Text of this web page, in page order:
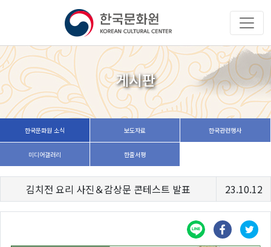
게시판
한국문화원 소식 보도자료 한국관련행사
미디어갤러리 한줄서평
김치전 요리 사진＆감상문 콘테스트 발표 23.10.12